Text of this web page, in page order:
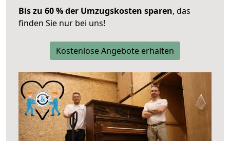
Bis zu 60 % der Umzugskosten sparen, das
finden Sie nur bei uns!
Kostenlose Angebote erhalten